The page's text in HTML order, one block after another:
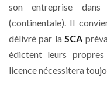
son entreprise
(continentale). Il
délivré par la SCA
édictent leurs
licence nécessitera